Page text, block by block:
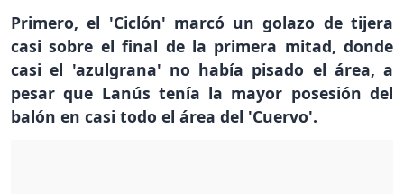
Primero, el 'Ciclón' marcó un golazo de tijera
casi sobre el final de la primera mitad, donde
casi el 'azulgrana' no había pisado el área, a
pesar que Lanús tenía la mayor posesión del
balón en casi todo el área del 'Cuervo'.